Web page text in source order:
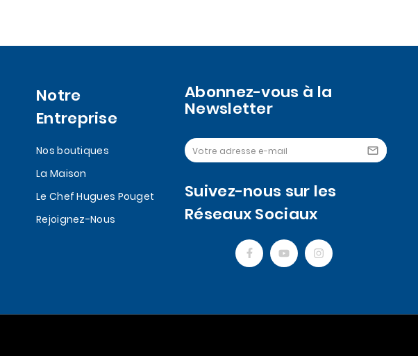
Notre
Entreprise
Nos boutiques
La Maison
Le Chef Hugues Pouget
Rejoignez-Nous
Abonnez-vous à la
Newsletter

Suivez-nous sur les
Réseaux Sociaux